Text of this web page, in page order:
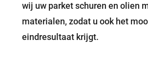
wij uw parket schuren en olien
materialen, zodat u ook het
eindresultaat krijgt.